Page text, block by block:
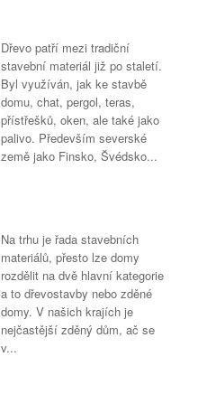
Dřevo patří mezi tradiční
stavební materiál již po staletí.
Byl využíván, jak ke stavbě
domu, chat, pergol, teras,
přístřešků, oken, ale také jako
palivo. Především severské
země jako Finsko, Švédsko...
Na trhu je řada stavebních
materiálů, přesto lze domy
rozdělit na dvě hlavní kategorie
a to dřevostavby nebo zděné
domy. V našich krajích je
nejčastější zděný dům, ač se
v...